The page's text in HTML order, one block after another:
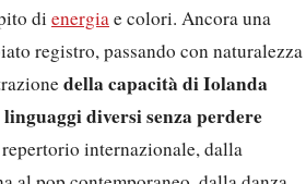
di energiae colori. Ancora una
registro, passando con naturalezza
della capacità di Iolanda
diversi senza perdere
internazionale, dalla